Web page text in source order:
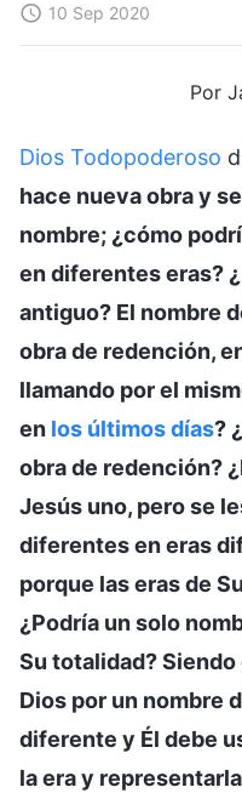
10 Sep 2020
Por
Dios Todopoderoso
hace nueva obra y
nombre; ¿cómo
en diferentes eras?
antiguo? El nombre
obra de redención,
llamando por el
en los últimos días?
obra de redención?
Jesús uno, pero se
diferentes en eras
porque las eras de
¿Podría un solo
Su totalidad? Siendo
Dios por un nombre
diferente y Él debe
la era y